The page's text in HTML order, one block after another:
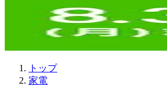
トップ
家電